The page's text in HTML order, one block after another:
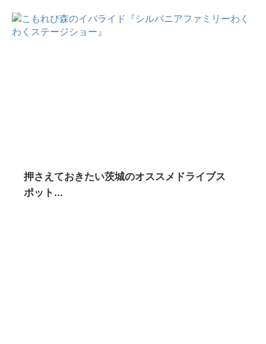
押さえておきたい茨城のオススメドライブス
ポット...